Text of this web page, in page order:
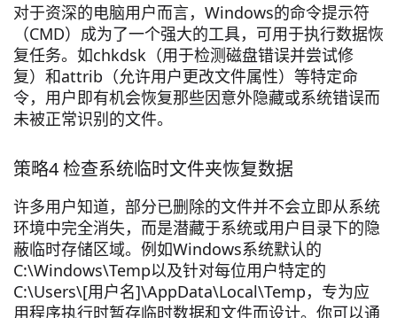
对于资深的电脑用户而言，Windows的命令提示符
（CMD）成为了一个强大的工具，可用于执行数据恢
复任务。如chkdsk（用于检测磁盘错误并尝试修
复）和attrib（允许用户更改文件属性）等特定命
令，用户即有机会恢复那些因意外隐藏或系统错误而
未被正常识别的文件。
策略4 检查系统临时文件夹恢复数据
许多用户知道，部分已删除的文件并不会立即从系统
环境中完全消失，而是潜藏于系统或用户目录下的隐
蔽临时存储区域。例如Windows系统默认的
C:\Windows\Temp以及针对每位用户特定的
C:\Users\[用户名]\AppData\Local\Temp，专为应
用程序执行时暂存临时数据和文件而设计。你可以通